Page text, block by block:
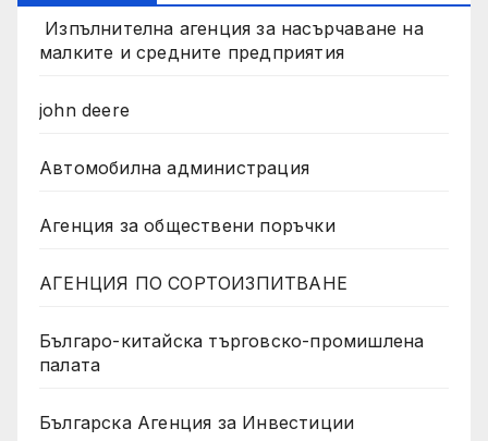
Изпълнителна агенция за насърчаване на
малките и средните предприятия
john deere
Автомобилна администрация
Агенция за обществени поръчки
АГЕНЦИЯ ПО СОРТОИЗПИТВАНЕ
Българо-китайска търговско-промишлена
палата
Българска Агенция за Инвестиции